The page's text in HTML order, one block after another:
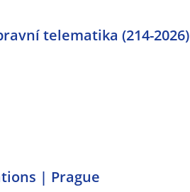
telematika (214-2026)
| Prague